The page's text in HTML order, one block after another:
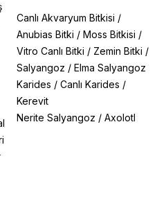
Canlı Akvaryum Bitkisi /
Anubias Bitki / Moss Bitkisi /
Vitro Canlı Bitki / Zemin Bitki /
Salyangoz / Elma Salyangoz
Karides / Canlı Karides /
Kerevit
Nerite Salyangoz / Axolotl